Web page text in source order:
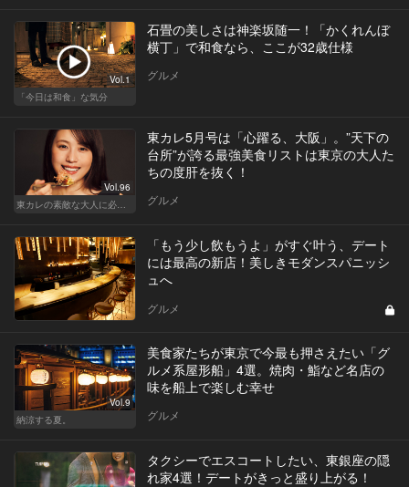
Vol.1
「今日は和食」な気分
石畳の美しさは神楽坂随一！「かくれんぼ
横丁」で和食なら、ここが32歳仕様
グルメ
Vol.96
東カレ5月号は「心躍る、大阪」。”天下の
台所”が誇る最強美食リストは東京の大人た
ちの度肝を抜く！
グルメ
「もう少し飲もうよ」がすぐ叶う、デート
には最高の新店！美しきモダンスパニッシ
ュへ
グルメ
Vol.9
納涼する夏。
美食家たちが東京で今最も押さえたい「グ
ルメ系屋形船」4選。焼肉・鮨など名店の
味を船上で楽しむ幸せ
グルメ
タクシーでエスコートしたい、東銀座の隠
れ家4選！デートがきっと盛り上がる！